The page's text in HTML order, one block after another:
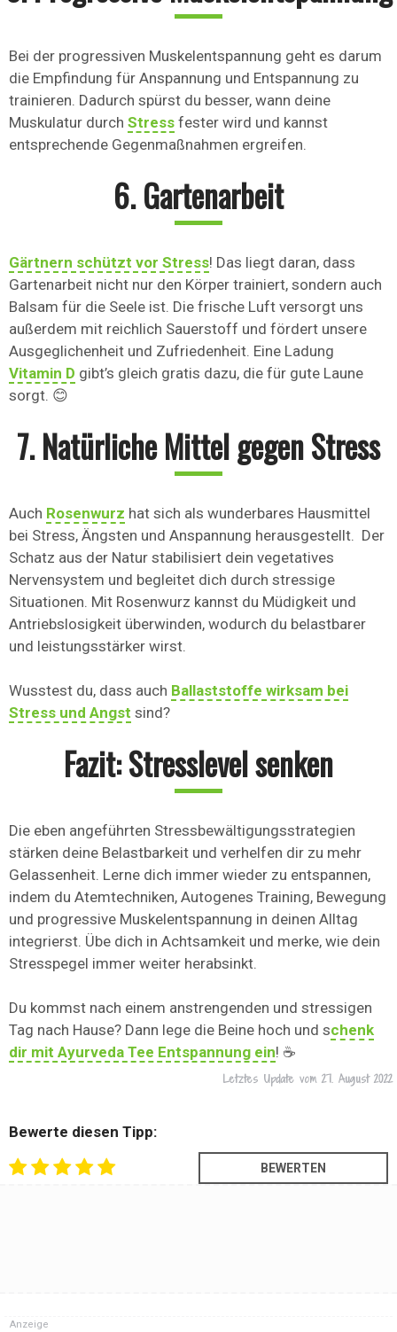
Bei der progressiven Muskelentspannung geht es darum
die Empfindung für Anspannung und Entspannung zu
trainieren. Dadurch spürst du besser, wann deine
Muskulatur durch Stress fester wird und kannst
entsprechende Gegenmaßnahmen ergreifen.
6. Gartenarbeit
Gärtnern schützt vor Stress! Das liegt daran, dass
Gartenarbeit nicht nur den Körper trainiert, sondern auch
Balsam für die Seele ist. Die frische Luft versorgt uns
außerdem mit reichlich Sauerstoff und fördert unsere
Ausgeglichenheit und Zufriedenheit. Eine Ladung
Vitamin D gibt’s gleich gratis dazu, die für gute Laune
sorgt. 😊
7. Natürliche Mittel gegen Stress
Auch Rosenwurz hat sich als wunderbares Hausmittel
bei Stress, Ängsten und Anspannung herausgestellt. Der
Schatz aus der Natur stabilisiert dein vegetatives
Nervensystem und begleitet dich durch stressige
Situationen. Mit Rosenwurz kannst du Müdigkeit und
Antriebslosigkeit überwinden, wodurch du belastbarer
und leistungsstärker wirst.
Wusstest du, dass auch Ballaststoffe wirksam bei
Stress und Angst sind?
Fazit: Stresslevel senken
Die eben angeführten Stressbewältigungsstrategien
stärken deine Belastbarkeit und verhelfen dir zu mehr
Gelassenheit. Lerne dich immer wieder zu entspannen,
indem du Atemtechniken, Autogenes Training, Bewegung
und progressive Muskelentspannung in deinen Alltag
integrierst. Übe dich in Achtsamkeit und merke, wie dein
Stresspegel immer weiter herabsinkt.
Du kommst nach einem anstrengenden und stressigen
Tag nach Hause? Dann lege die Beine hoch und schenk
dir mit Ayurveda Tee Entspannung ein! ☕
Letztes Update vom 27. August 2022
Bewerte diesen Tipp:
Anzeige